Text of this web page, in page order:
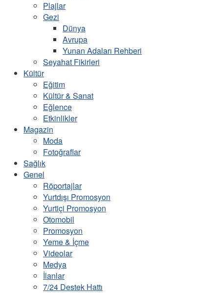
Plajlar
Gezi
Dünya
Avrupa
Yunan Adaları Rehberi
Seyahat Fikirleri
Kültür
Eğitim
Kültür & Sanat
Eğlence
Etkinlikler
Magazin
Moda
Fotoğraflar
Sağlık
Genel
Röportajlar
Yurtdışı Promosyon
Yurtiçi Promosyon
Otomobil
Promosyon
Yeme & İçme
Videolar
Medya
İlanlar
7/24 Destek Hattı